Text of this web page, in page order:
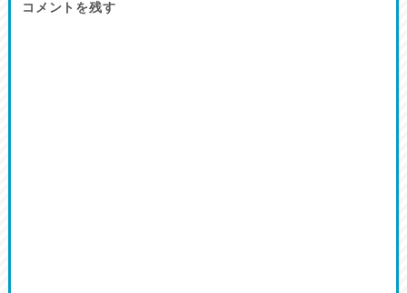
コメントを残す